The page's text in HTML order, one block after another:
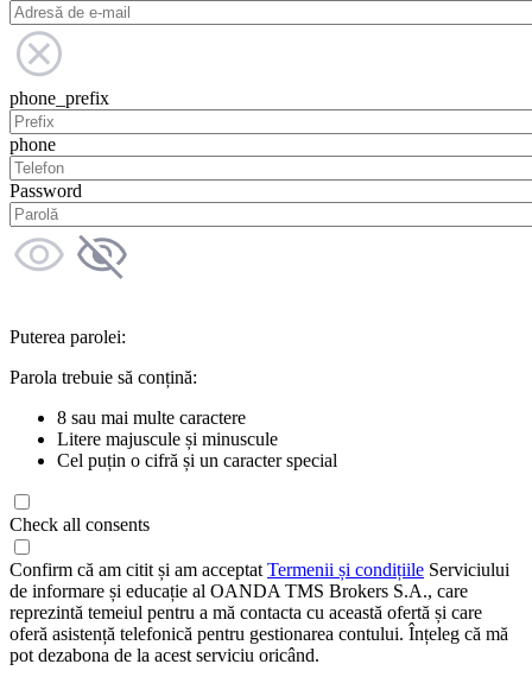
phone_prefix
phone
Password
Puterea parolei:
Parola trebuie să conțină:
8 sau mai multe caractere
Litere majuscule și minuscule
Cel puțin o cifră și un caracter special
Check all consents
Confirm că am citit și am acceptat Termenii și condițiile Serviciului
de informare și educație al OANDA TMS Brokers S.A., care
reprezintă temeiul pentru a mă contacta cu această ofertă și care
oferă asistență telefonică pentru gestionarea contului. Înțeleg că mă
pot dezabona de la acest serviciu oricând.